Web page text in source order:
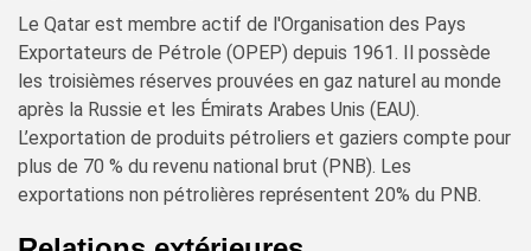
Le Qatar est membre actif de l'Organisation des Pays
Exportateurs de Pétrole (OPEP) depuis 1961. Il possède
les troisièmes réserves prouvées en gaz naturel au monde
après la Russie et les Émirats Arabes Unis (EAU).
L’exportation de produits pétroliers et gaziers compte pour
plus de 70 % du revenu national brut (PNB). Les
exportations non pétrolières représentent 20% du PNB.